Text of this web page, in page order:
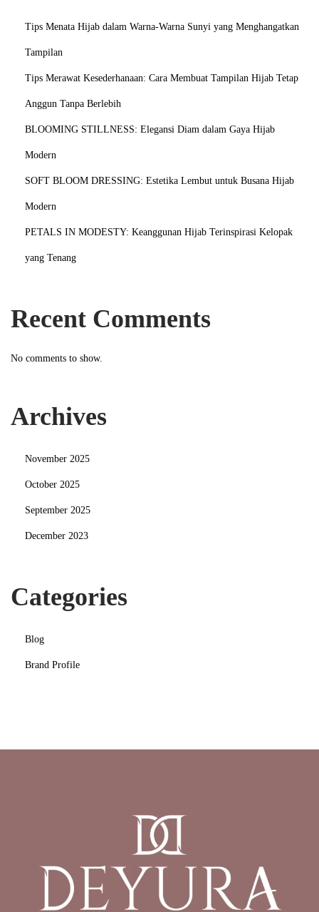
Tips Menata Hijab dalam Warna-Warna Sunyi yang Menghangatkan
Tampilan
Tips Merawat Kesederhanaan: Cara Membuat Tampilan Hijab Tetap
Anggun Tanpa Berlebih
BLOOMING STILLNESS: Elegansi Diam dalam Gaya Hijab
Modern
SOFT BLOOM DRESSING: Estetika Lembut untuk Busana Hijab
Modern
PETALS IN MODESTY: Keanggunan Hijab Terinspirasi Kelopak
yang Tenang
Recent Comments
No comments to show.
Archives
November 2025
October 2025
September 2025
December 2023
Categories
Blog
Brand Profile